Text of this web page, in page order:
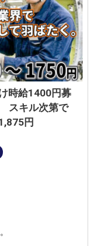
時給1400円募
スキル次第で
円